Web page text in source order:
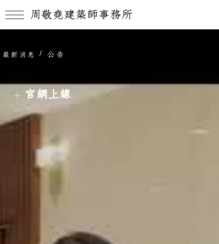
最新消息 / 公告
官網上線
周敬堯建築師事務所